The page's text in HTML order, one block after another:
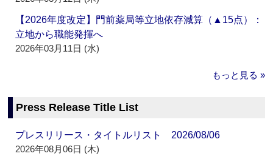
【2026年度改定】門前薬局等立地依存減算（▲15点）：
立地から職能発揮へ
2026年03月11日 (水)
もっと見る »
Press Release Title List
プレスリリース・タイトルリスト 2026/08/06
2026年08月06日 (木)